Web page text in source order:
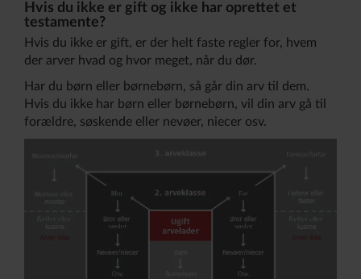
Hvis du ikke er gift og ikke har oprettet et
testamente?
Hvis du ikke er gift, er der helt faste regler for, hvem
der arver hvad og hvor meget, når du dør.
Har du børn eller børnebørn, så går din arv til dem.
Hvis du ikke har børn eller børnebørn, vil din arv gå til
forældre, søskende eller nevøer, niecer osv.